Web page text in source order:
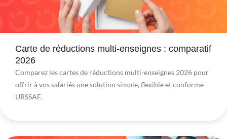
Carte de réductions multi-enseignes : comparatif
2026
Comparez les cartes de réductions multi-enseignes 2026 pour
offrir à vos salariés une solution simple, flexible et conforme
URSSAF.